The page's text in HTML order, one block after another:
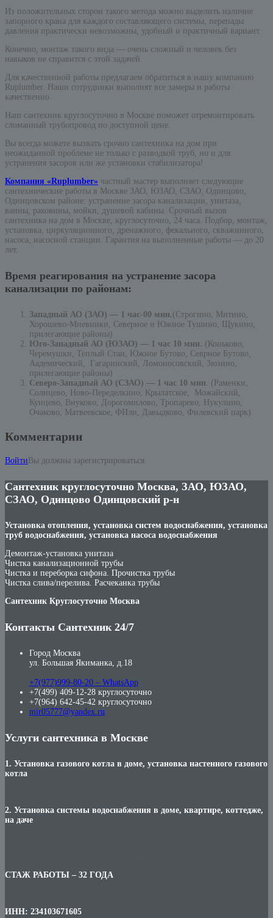
Из положительных сторон такого метода можно выделить наличие
запорного крана для каждого составляющего системы, перепады
давления практически невозможны, удобный и практичный вариант.
Конечно, монтаж такого вида — очень сложный и человек без
навыков не справится с этой задачей.
Для качественной работы предлагаем обратиться в нашу компанию
Ruplumber. Наши сотрудники выполнят все замеры и работы
качественно.
Наш сантехник круглосуточно в Москве поможет отремонтировать
сломанный трубопровод по доступной цене.
Вы всегда можете вызвать срочно сантехника на дом при
неожиданной проблеме не только с разводкой труб, но и для
устранения засоров или же установки стабилизатора!
Компания «Ruplumber» частный мастер выполняет следующие
сантехнические работы в Москве ЗАО, ЮЗАО, СЗАО, Одинцово,
Одинцовском районе: устранение засора канализации, унитаза,
ванны, раковины, мойки, душевой кабины. Срочный вызов
сантехника на дом в Москве, круглосуточно, 24 часа. Подбор, монтаж,
установка, циркуляционного, дренажного, фекального, скважинного,
насоса, насосной станции. Гарантия на выполненные работы — до 20
лет.
Время реагирования на устранение засора
канализации по районам:
Западный АО (ЗАО) — 1 час-00 мин.(Строгино, Митино,
Хорошево-Мневники, Северное и Южное Тушино, Щукино,
прилегающие районы)
Юго-Западный АО (ЮЗАО) — 1 час 10 мин. (Коньково,
Черемушки, Теплый Стан, Южное Бутово, Севрное Бутово,
Аадемический, Гагаринский, Ломоносовский, Зюзино,
прилегающие районы)
Северо-Западный АО (СЗАО) — 1 час 10 мин . (Раменки,
Солнцево, Ново-Переделкино, Крылатское, Можайский,
Кунцево, Внуково, Дорогомилово, Тропарево, Нукулино,
Очаково, Матвеевское, ФИли, Давыдково, Филевский парк)
Комментарии
Войти Вы должны зарегистрироваться.
Сантехник круглосуточно Москва, ЗАО, ЮЗАО,
СЗАО, Одинцово Одинцовский р-н
Установка отопления, установка систем водоснабжения, установка
труб водоснабжения, установка насоса водоснабжения
Демонтаж-установка унитаза
Чистка канализационной трубы
Чистка и переборка сифона. Прочистка трубы
Чистка слива/перелива. Расчеканка трубы
Сантехник Круглосуточно Москва
Контакты Сантехник 24/7
Город Москва
ул. Большая Якиманка, д.18
+7(977)999-80-20 – WhatsApp
+7(499) 409-12-28 круглосуточно
+7(964) 642-45-42 круглосуточно
mir05777@yandex.ru
Услуги сантехника в Москве
1. Установка газового котла в доме, установка настенного газового
котла
2. Установка системы водоснабжения в доме, квартире, коттедже,
на даче
СТАЖ РАБОТЫ – 32 ГОДА
ИНН: 234103671605